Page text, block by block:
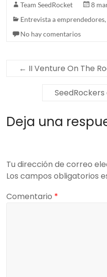
Team SeedRocket
8
Entrevista a emprendedores
No hay comentarios
← II Venture On The
Deja una
Tu dirección de correo
Los campos obligatorios
Comentario *